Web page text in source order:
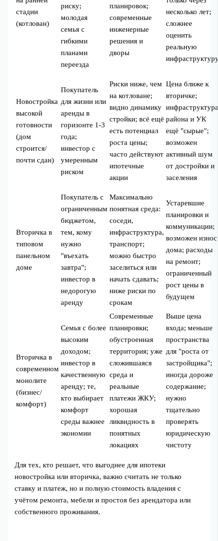
стадии
(котлован)
риску;
молодая
семья с
гибкими
планами
переезда
планировок;
современные
инженерные
решения и
дворы
несколько лет;
сложнее
оценить
реальную
Новостройка
высокой
готовности
(дом
строится/
почти сдан)
Покупатель
для жизни или
аренды в
горизонте 1-3
года;
инвестор с
умеренным
риском
Риски ниже, чем
на котловане;
видно динамику
стройки; всё ещё
есть потенциал
роста цены;
часто действуют
ипотечные
акции
Цена ближе к
вторичке;
района и УК
ещё "сырые";
возможен
активный шум
от достройки и
заселения
Вторичка в
типовом
панельном
доме
Покупатель с
ограниченным
бюджетом,
тем, кому
нужно
"въехать
завтра";
инвестор в
недорогую
аренду
Максимально
понятная среда:
соседи,
инфраструктура,
транспорт;
можно быстро
заселиться или
начать сдавать;
ниже риски по
срокам
Устаревшие
планировки и
коммуникации;
возможен износ
дома; расходы
на ремонт;
ограниченный
рост цены в
будущем
Вторичка в
современном
монолите
(бизнес/
комфорт)
Семья с более
высоким
доходом;
инвестор в
качественную
аренду; те,
кто выбирает
комфорт
среды важнее
экономии
Современные
планировки;
обустроенная
территория; уже
сложившаяся
среда и
реальные
платежи ЖКУ;
хорошая
ликвидность в
понятных
локациях
Выше цена
входа; меньше
пространства
для "роста от
застройщика";
иногда дороже
содержание;
нужно
тщательно
проверять
юридическую
чистоту
Для тех, кто решает, что выгоднее для ипотеки
новостройка или вторичка, важно считать не только
ставку и платеж, но и полную стоимость владения с
учётом ремонта, мебели и простоя без арендатора или
собственного проживания.